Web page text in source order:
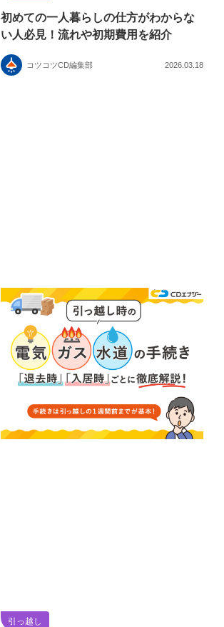
初めての一人暮らしの仕方がわからな
い人必見！流れや初期費用を紹介
コツコツCD編集部 2026.03.18
引っ越し